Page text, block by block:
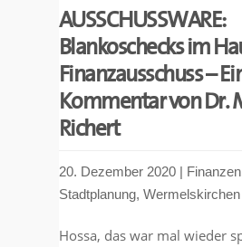
AUSSCHUSSWARE:
Blankoschecks im
Finanzausschuss –
Kommentar von Dr.
Richert
20. Dezember 2020| Finanzen
Stadtplanung, Wermelskirchen
Hossa, das war mal wieder